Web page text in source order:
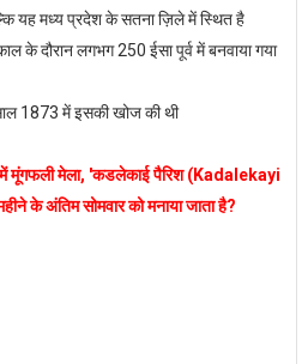
यह मध्य प्रदेश के सतना ज़िले में स्थित है
के दौरान लगभग 250 ईसा पूर्व में बनवाया गया
1873 में इसकी खोज की थी
में मूंगफली मेला, 'कडलेकाई पैरिश (Kadalekayi
के अंतिम सोमवार को मनाया जाता है?